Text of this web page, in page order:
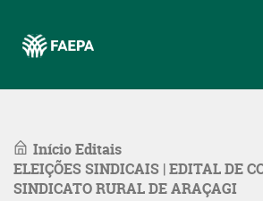
InícioEditais
ELEIÇÕES SINDICAIS | EDITAL DE
SINDICATO RURAL DE ARAÇAGI